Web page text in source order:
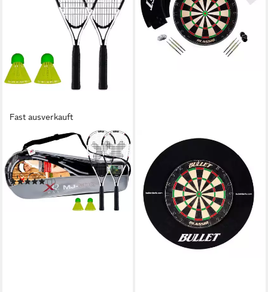
Fast ausverkauft
XQMAX
Badmintonschläger Speed
Badminton Schläger Set
(1)
34,90 €
in 2-3 Werktagen bei dir